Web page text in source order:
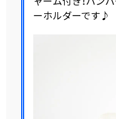
ーホルダーです♪